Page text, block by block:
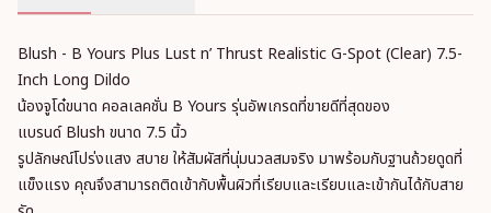
Blush - B Yours Plus Lust n’ Thrust Realistic G-Spot (Clear) 7.5-
Inch Long Dildo
น้องจูโด๋ขนาด คอลเลคชั่น B Yours รุ่นอัพเกรดที่ขายดีที่สุดของ
แบรนด์ Blush ขนาด 7.5 นิ้ว
รูปลักษณ์โปร่งแสง สบาย ให้สัมผัสที่นุ่มนวลสมจริง มาพร้อมกับฐานถ้วยดูดที่
แข็งแรง คุณจึงสามารถติดเข้ากับพื้นผิวที่เรียบและเรียบและเข้ากันได้กับสาย